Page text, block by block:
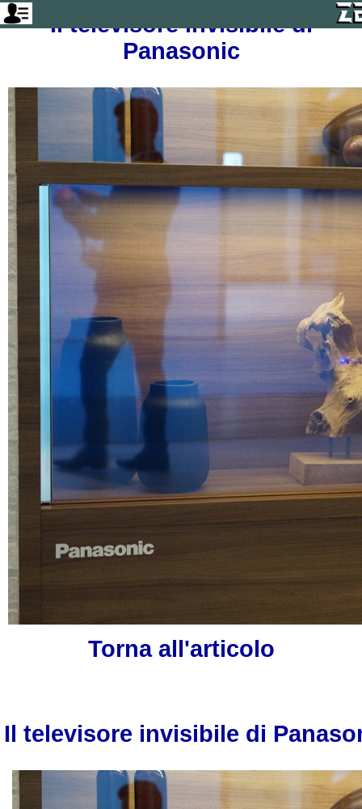
Il televisore invisibile di
Panasonic
Torna all'articolo
Il televisore invisibile di